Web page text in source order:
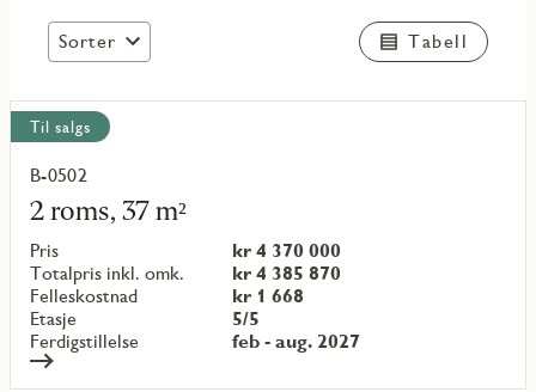
Sorter Tabell
Vis
alle
objekt
Til salgs
B-0502
2 roms, 37 m²
Pris
kr 4 370 000
Totalpris inkl. omk.
kr 4 385 870
Felleskostnad
kr 1 668
Etasje
5/5
Ferdigstillelse
feb - aug. 2027
Les
mer
om
objekt
{objectNumber}